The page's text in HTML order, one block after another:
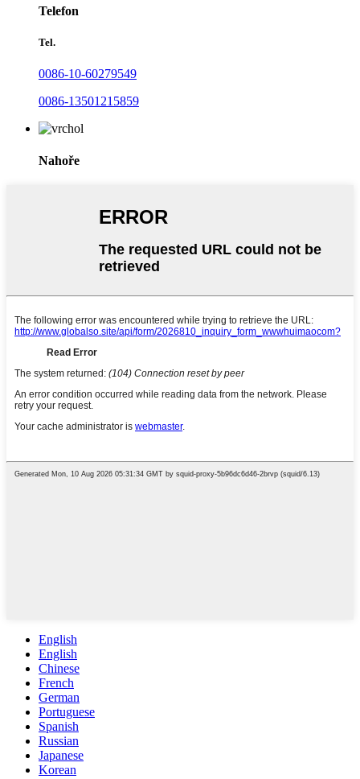
Telefon
Tel.
0086-10-60279549
0086-13501215859
Nahoře
English
English
Chinese
French
German
Portuguese
Spanish
Russian
Japanese
Korean